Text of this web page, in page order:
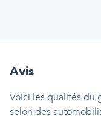
Avis
Voici les qualitésdu
selon des